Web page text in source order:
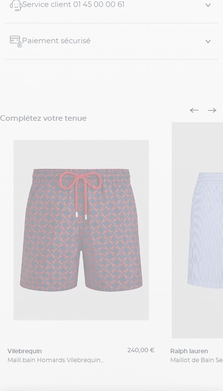
Service client 01 45 00 00 61
Paiement sécurisé
Complétez votre tenue
vilebrequin
240,00 € ralph lauren